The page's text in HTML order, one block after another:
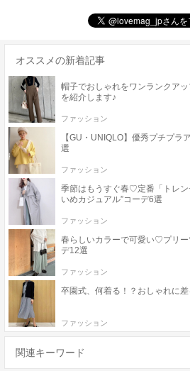
オススメの新着記事
帽子でおしゃれをワンランクア
を紹介します♪
ファッション
【GU・UNIQLO】優秀プチプラ
選
ファッション
季節はもうすぐ春♡定番「トレン
いめカジュアル”コーデ6選
ファッション
春らしいカラーで可愛い♡プリ
デ12選
ファッション
卒園式、何着る！？おしゃれに
ファッション
関連キーワード